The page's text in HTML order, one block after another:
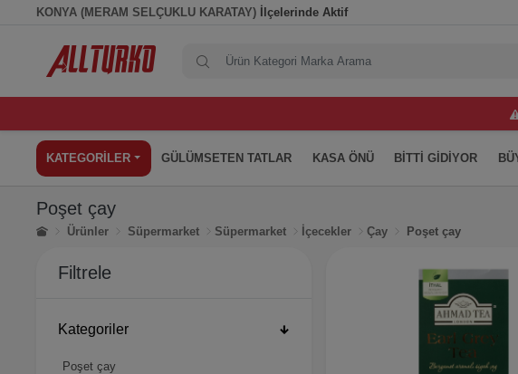
KONYA (MERAM SELÇUKLU KARATAY) İlçelerinde Aktif
KATEGORİLER GÜLÜMSETEN TATLAR KASA ÖNÜ BİTTİ GİDİYOR
Poşet çay
Ürünler Süpermarket Süpermarket İçecekler Çay Poşet çay
Filtrele
Kategoriler
Poşet çay